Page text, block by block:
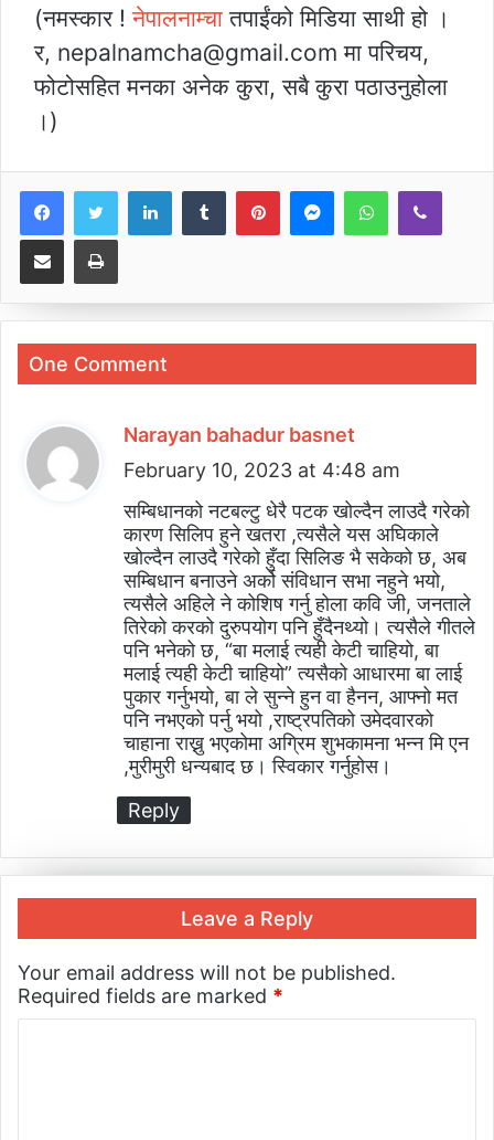
(नमस्कार !नेपालनाम्चातपाईंको मिडिया साथी हो ।
र, nepalnamcha@gmail.com मा परिचय,
फोटोसहित मनका अनेक कुरा, सबै कुरा पठाउनुहोला
।)
LinkedInTumblrPinterestMessenger
WhatsApp
Viber
Share via EmailPrint
One Comment
Narayan bahadur basnet
a
y
s
:
February 10, 2023 at 4:48 am
सम्बिधानको नटबल्टु धेरै पटक खोल्दैन लाउदै गरेको
कारण सिलिप हुने खतरा ,त्यसैले यस अघिकाले
खोल्दैन लाउदै गरेको हुँदा सिलिङ भै सकेको छ, अब
सम्बिधान बनाउने अर्को संविधान सभा नहुने भयो,
त्यसैले अहिले ने कोशिष गर्नु होला कवि जी, जनताले
तिरेको करको दुरुपयोग पनि हुँदैनथ्यो। त्यसैले गीतले
पनि भनेको छ, “बा मलाई त्यही केटी चाहियो, बा
मलाई त्यही केटी चाहियो” त्यसैको आधारमा बा लाई
पुकार गर्नुभयो, बा ले सुन्ने हुन वा हैनन, आफ्नो मत
पनि नभएको पर्नु भयो ,राष्ट्रपतिको उमेदवारको
चाहाना राख्नु भएकोमा अग्रिम शुभकामना भन्न मि एन
,मुरीमुरी धन्यबाद छ। स्विकार गर्नुहोस।
Reply
Leave a Reply
Your email address will not be published.
Required fields are marked *